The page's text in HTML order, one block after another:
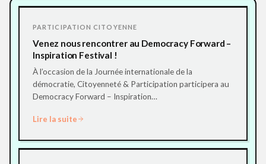
PARTICIPATION CITOYENNE
Venez nous rencontrer au Democracy Forward –
Inspiration Festival !
À l’occasion de la Journée internationale de la
démocratie, Citoyenneté & Participation participera au
Democracy Forward – Inspiration…
Lire la suite